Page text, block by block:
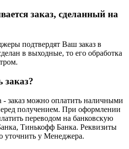
заказ, сделанный на
подтвердят Ваш заказ в
в выходные, то его обработка
- заказ можно оплатить наличными
получением. При оформлении
переводом на банковскую
Тинькофф Банка. Реквизиты
уточнить у Менеджера.